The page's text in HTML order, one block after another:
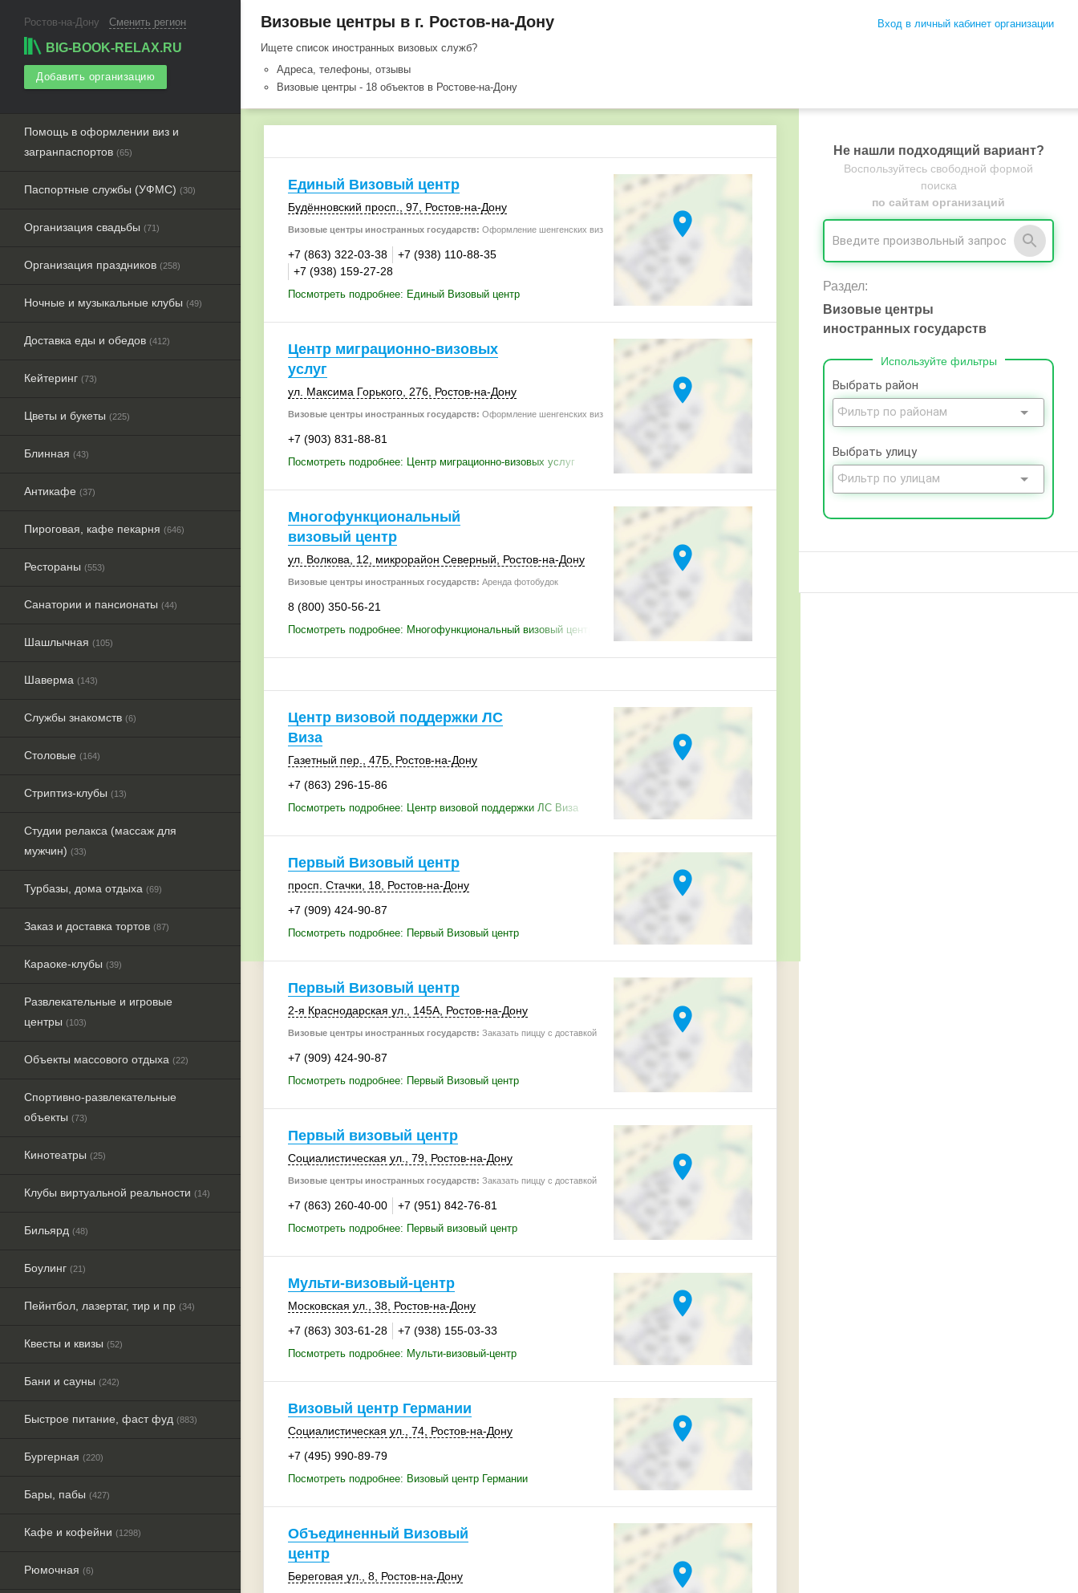
Ростов-на-Дону Сменить регион
BIG-BOOK-RELAX.RU
Добавить организацию
Помощь в оформлении виз и
загранпаспортов (65)
Паспортные службы (УФМС) (30)
Организация свадьбы (71)
Организация праздников (258)
Ночные и музыкальные клубы (49)
Доставка еды и обедов (412)
Кейтеринг (73)
Цветы и букеты (225)
Блинная (43)
Антикафе (37)
Пироговая, кафе пекарня (646)
Рестораны (553)
Санатории и пансионаты (44)
Шашлычная (105)
Шаверма (143)
Службы знакомств (6)
Столовые (164)
Стриптиз-клубы (13)
Студии релакса (массаж для
мужчин) (33)
Турбазы, дома отдыха (69)
Заказ и доставка тортов (87)
Караоке-клубы (39)
Развлекательные и игровые
центры (103)
Объекты массового отдыха (22)
Спортивно-развлекательные
объекты (73)
Кинотеатры (25)
Клубы виртуальной реальности (14)
Бильярд (48)
Боулинг (21)
Пейнтбол, лазертаг, тир и пр (34)
Квесты и квизы (52)
Бани и сауны (242)
Быстрое питание, фаст фуд (883)
Бургерная (220)
Бары, пабы (427)
Кафе и кофейни (1298)
Рюмочная (6)
Визовые центры в г. Ростов-на-Дону
Ищете список иностранных визовых служб?
Адреса, телефоны, отзывы
Визовые центры - 18 объектов в Ростове-на-Дону
Вход в личный кабинет организации
Единый Визовый центр
Будённовский просп., 97, Ростов-на-Дону
Визовые центры иностранных государств: Оформление шенгенских виз
+7 (863) 322-03-38
+7 (938) 110-88-35
+7 (938) 159-27-28
Посмотреть подробнее: Единый Визовый центр
location_on
Центр миграционно-визовых
услуг
ул. Максима Горького, 276, Ростов-на-Дону
Визовые центры иностранных государств: Оформление шенгенских виз
+7 (903) 831-88-81
Посмотреть подробнее: Центр миграционно-визовых услуг
location_on
Многофункциональный
визовый центр
ул. Волкова, 12 микрорайон Северный Ростов-на-Дону
Визовые центры иностранных государств: Аренда фотобудок
8 (800) 350-56-21
Посмотреть подробнее: Многофункциональный визовый центр
location_on
Центр визовой поддержки ЛС
Виза
Газетный пер. 47Б, Ростов-на-Дону
+7 (863) 296-15-86
Посмотреть подробнее: Центр визовой поддержки ЛС Виза
location_on
Первый Визовый центр
просп. Стачки, 18, Ростов-на-Дону
+7 (909) 424-90-87
Посмотреть подробнее: Первый Визовый центр
location_on
Первый Визовый центр
2-я Краснодарская ул., 145А, Ростов-на-Дону
Визовые центры иностранных государств: Заказать пиццу с доставкой
+7 (909) 424-90-87
Посмотреть подробнее: Первый Визовый центр
location_on
Первый визовый центр
Социалистическая ул., 79, Ростов-на-Дону
Визовые центры иностранных государств: Заказать пиццу с доставкой
+7 (863) 260-40-00 +7 (951) 842-76-81
Посмотреть подробнее: Первый визовый центр
location_on
Мульти-визовый-центр
Московская ул., 38, Ростов-на-Дону
+7 (863) 303-61-28
+7 (938) 155-03-33
Посмотреть подробнее: Мульти-визовый-центр
location_on
Визовый центр Германии
Социалистическая ул., 74, Ростов-на-Дону
+7 (495) 990-89-79
Посмотреть подробнее: Визовый центр Германии
location_on
Объединенный Визовый
центр
Береговая ул., 8, Ростов-на-Дону location_on
Не нашли подходящий вариант?
Воспользуйтесь свободной формой
поиска
по сайтам организаций
Раздел:
Визовые центры
иностранных государств
Используйте фильтры
Выбрать район
Выбрать улицу